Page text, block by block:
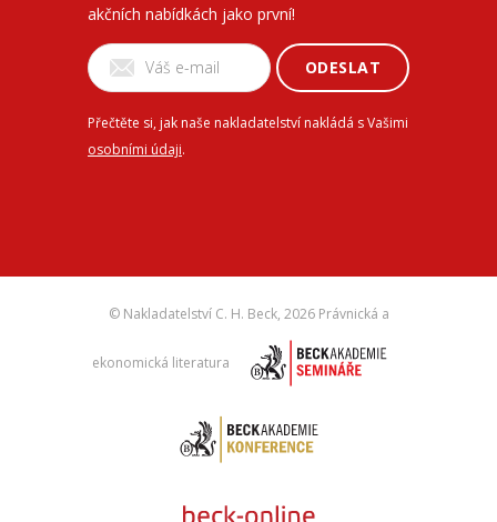
akčních nabídkách jako první!
ODESLAT
Přečtěte si, jak naše nakladatelství nakládá s Vašimi
osobními údaji.
© Nakladatelství C. H. Beck, 2026 Právnická a
ekonomická literatura